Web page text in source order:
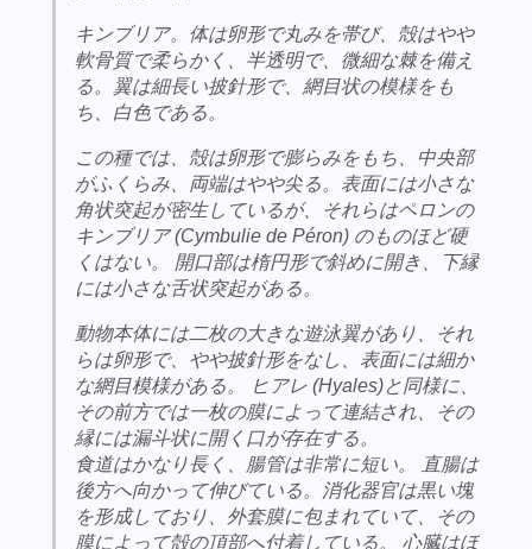
キンブリア。体は卵形で丸みを帯び、殻はやや
軟骨質で柔らかく、半透明で、微細な棘を備え
る。翼は細長い披針形で、網目状の模様をも
ち、白色である。
この種では、殻は卵形で膨らみをもち、中央部
がふくらみ、両端はやや尖る。表面には小さな
角状突起が密生しているが、それらはペロンの
キンブリア (Cymbulie de Péron) のものほど硬
くはない。 開口部は楕円形で斜めに開き、下縁
には小さな舌状突起がある。
動物本体には二枚の大きな遊泳翼があり、それ
らは卵形で、やや披針形をなし、表面には細か
な網目模様がある。 ヒアレ (Hyales)と同様に、
その前方では一枚の膜によって連結され、その
縁には漏斗状に開く口が存在する。
食道はかなり長く、腸管は非常に短い。 直腸は
後方へ向かって伸びている。消化器官は黒い塊
を形成しており、外套膜に包まれていて、その
膜によって殻の頂部へ付着している。 心臓はほ